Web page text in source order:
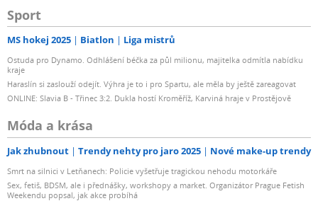
Sport
MS hokej 2025 Biatlon Liga mistrů
Ostuda pro Dynamo. Odhlášení béčka za půl milionu, majitelka odmítla nabídku
kraje
Haraslín si zaslouží odejít. Výhra je to i pro Spartu, ale měla by ještě zareagovat
ONLINE: Slavia B - Třinec 3:2. Dukla hostí Kroměříž, Karviná hraje v Prostějově
Móda a krása
Jak zhubnout Trendy nehty pro jaro 2025 Nové make-up trendy
Smrt na silnici v Letňanech: Policie vyšetřuje tragickou nehodu motorkáře
Sex, fetiš, BDSM, ale i přednášky, workshopy a market. Organizátor Prague Fetish
Weekendu popsal, jak akce probíhá